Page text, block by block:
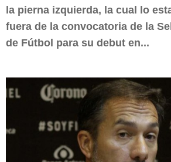
la pierna izquierda, la cual lo
fuera de la convocatoria de la
de Fútbol para su debut en...